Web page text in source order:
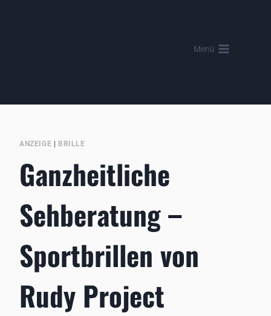
Menü
ANZEIGE BRILLE
Ganzheitliche
Sehberatung –
Sportbrillen von
Rudy Project